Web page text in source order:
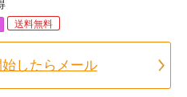
送料無料
したらメール